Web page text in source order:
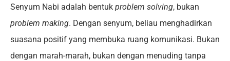
Senyum Nabi adalah bentuk problem solving, bukan
problem making. Dengan senyum, beliau menghadirkan
suasana positif yang membuka ruang komunikasi. Bukan
dengan marah-marah, bukan dengan menuding tanpa